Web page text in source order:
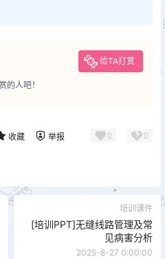
给TA打赏
的人吧！
收藏 举报 0 0
培训课件
[培训PPT]无缝线路管理及常
见病害分析
2025-8-27 0:00:00